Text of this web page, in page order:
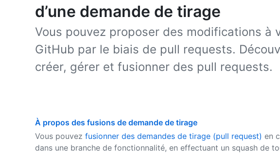
d’une demande de tirage
Vous pouvez proposer des modifications à
GitHub par le biais de pull requests.
créer, gérer et fusionner des pull requests.
À propos des fusions de demande de tirage
Vous pouvez fusionner des demandes de tirage (pull request) en
dans une branche de fonctionnalité, en effectuant un squash de